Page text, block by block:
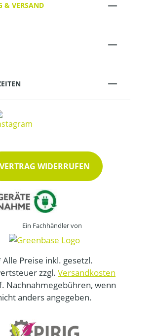
& VERSAND
VERTRAG WIDERRUFEN
Ein Fachhändler von
Alle Preise inkl. gesetzl.
zzgl. Versandkosten
Nachnahmegebühren, wenn
anders angegeben.